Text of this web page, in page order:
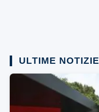
ULTIME NOTIZIE